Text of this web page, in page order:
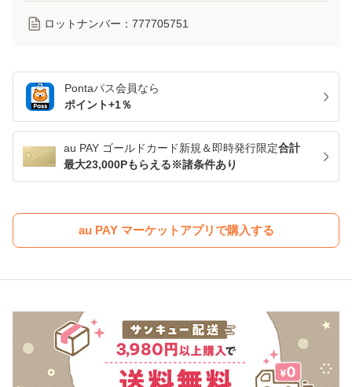
ロットナンバー： 777705751
Pontaパス会員なら
ポイント+1％
au PAY ゴールドカード新規＆即時発行限定合計
最大23,000Pもらえる※諸条件あり
au PAY マーケットアプリで購入する